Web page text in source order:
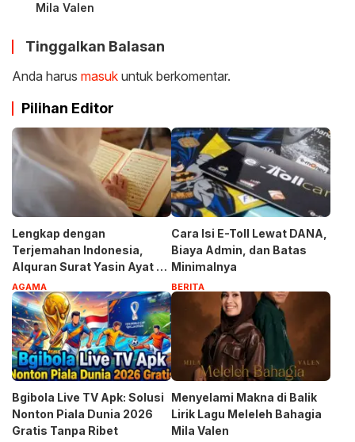
Mila Valen
Tinggalkan Balasan
Anda harus masuk untuk berkomentar.
Pilihan Editor
Lengkap dengan
Terjemahan Indonesia,
Alquran Surat Yasin Ayat 1-
83
AGAMA
Cara Isi E-Toll Lewat DANA,
Biaya Admin, dan Batas
Minimalnya
BERITA
Bgibola Live TV Apk: Solusi
Nonton Piala Dunia 2026
Gratis Tanpa Ribet
Menyelami Makna di Balik
Lirik Lagu Meleleh Bahagia
Mila Valen